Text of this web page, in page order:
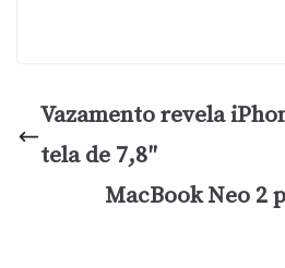
Vazamento revela
tela de 7,8″
MacBook Neo 2